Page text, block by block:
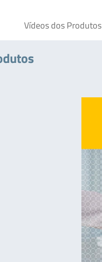
Vídeos dos Produtos